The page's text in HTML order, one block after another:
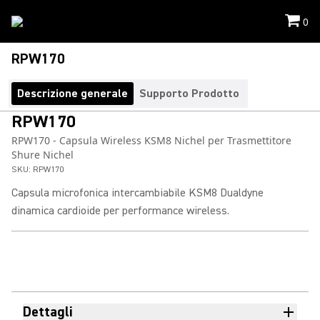
0
RPW170
Descrizione generale Supporto Prodotto
RPW170
RPW170 - Capsula Wireless KSM8 Nichel per Trasmettitore
Shure Nichel
SKU: RPW170
Capsula microfonica intercambiabile KSM8 Dualdyne
dinamica cardioide per performance wireless.
Dettagli